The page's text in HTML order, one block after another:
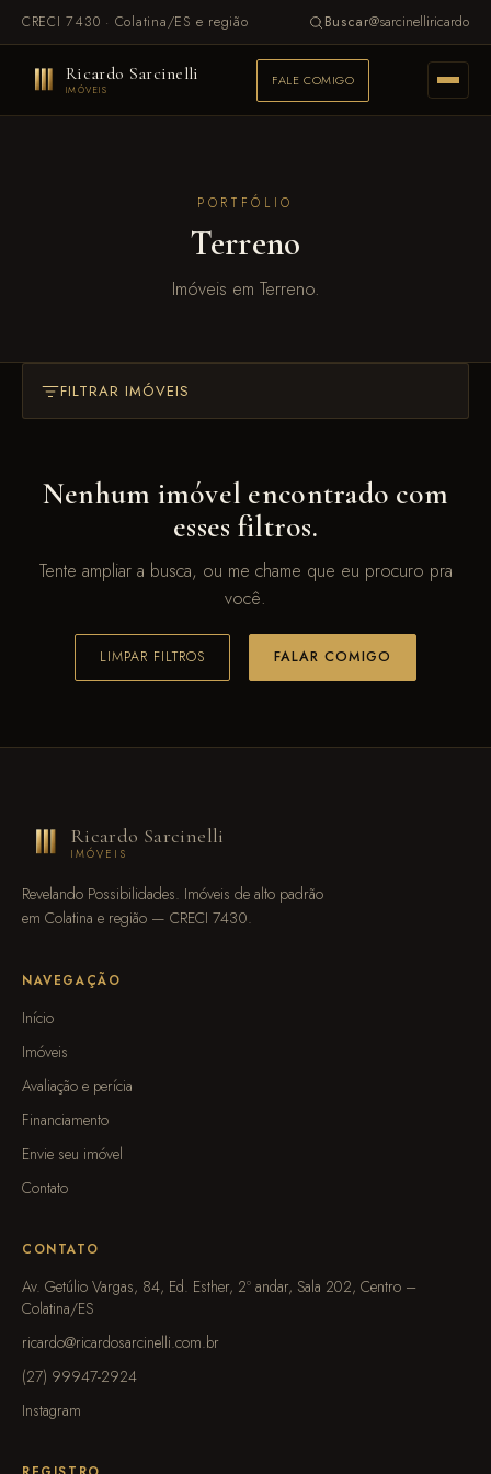
CRECI 7430 · Colatina/ES e região Buscar@sarcinelliricardo
Ricardo Sarcinelli
IMÓVEIS
FALE COMIGO
PORTFÓLIO
Terreno
Imóveis em Terreno.
FILTRAR IMÓVEIS
Nenhum imóvel encontrado com
esses filtros.
Tente ampliar a busca, ou me chame que eu procuro pra
você.
LIMPAR FILTROS FALAR COMIGO
Ricardo Sarcinelli
IMÓVEIS
Revelando Possibilidades. Imóveis de alto padrão
em Colatina e região — CRECI 7430.
NAVEGAÇÃO
Início
Imóveis
Avaliação e perícia
Financiamento
Envie seu imóvel
Contato
CONTATO
Av. Getúlio Vargas, 84, Ed. Esther, 2º andar, Sala 202, Centro –
Colatina/ES
ricardo@ricardosarcinelli.com.br
(27) 99947-2924
Instagram